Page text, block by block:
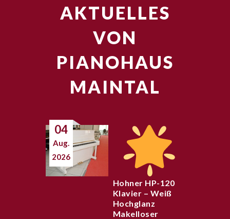
AKTUELLES
VON
PIANOHAUS
MAINTAL
04
Aug.
2026
Hohner HP-120
Klavier – Weiß
Hochglanz
Makelloser